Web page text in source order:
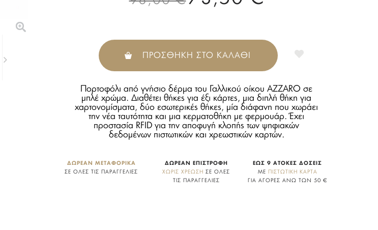
ΠΡΟΣΘΗΚΗ ΣΤΟ ΚΑΛΑΘΙ
Πορτοφόλι από γνήσιο δέρμα του Γαλλικού οίκου AZZARO σε
μπλέ χρώμα. Διαθέτει θήκες για έξι κάρτες, μια διπλή θήκη για
χαρτονομίσματα, δύο εσωτερικές θήκες, μία διάφανη που χωράει
την νέα ταυτότητα και μια κερματοθήκη με φερμουάρ. Έχει
προστασία RFID για την αποφυγή κλοπής των ψηφιακών
δεδομένων πιστωτικών και χρεωστικών καρτών.
ΔΩΡΕΑΝ ΜΕΤΑΦΟΡΙΚΑ
ΣΕ ΟΛΕΣ ΤΙΣ ΠΑΡΑΓΓΕΛΙΕΣ
ΔΩΡΕΑΝ ΕΠΙΣΤΡΟΦΗ
ΧΩΡΙΣ ΧΡΕΩΣΗ ΣΕ ΟΛΕΣ
ΤΙΣ ΠΑΡΑΓΓΕΛΙΕΣ
ΕΩΣ 9 ΑΤΟΚΕΣ ΔΟΣΕΙΣ
ΜΕ ΠΙΣΤΩΤΙΚΗ ΚΑΡΤΑ
ΓΙΑ ΑΓΟΡΕΣ ΑΝΩ ΤΩΝ 50 €